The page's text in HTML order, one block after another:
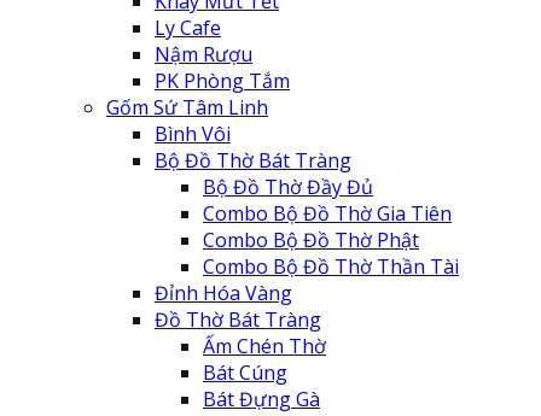
Ly Cafe
Nậm Rượu
PK Phòng Tắm
Gốm Sứ Tâm Linh
Bình Vôi
Bộ Đồ Thờ Bát Tràng
Bộ Đồ Thờ Đầy Đủ
Combo Bộ Đồ Thờ Gia Tiên
Combo Bộ Đồ Thờ Phật
Combo Bộ Đồ Thờ Thần Tài
Đỉnh Hóa Vàng
Đồ Thờ Bát Tràng
Ấm Chén Thờ
Bát Cúng
Bát Đựng Gà